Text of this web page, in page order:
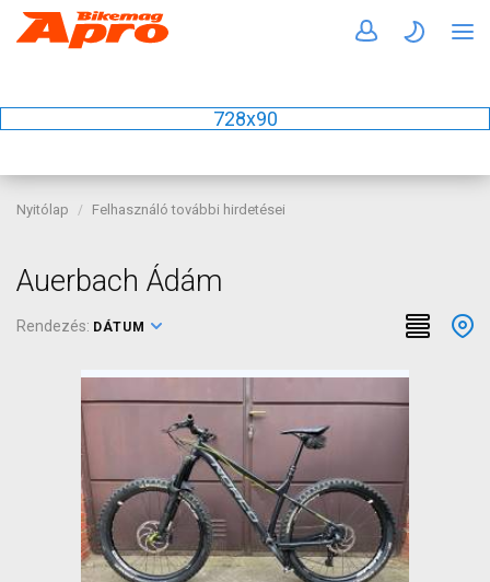
728x90
Nyitólap Felhasználó további hirdetései
Auerbach Ádám
Rendezés: DÁTUM